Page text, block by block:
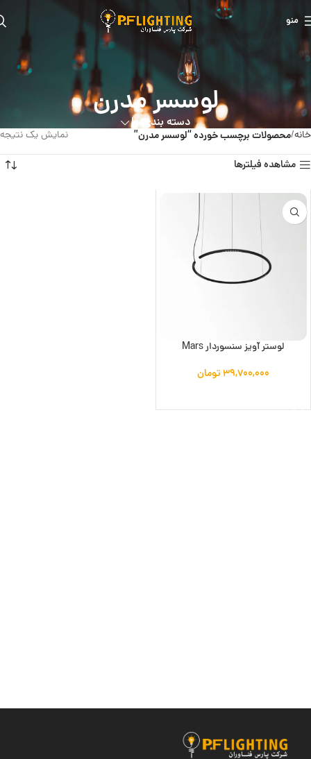
منو
لوسسر مدرن
دسته بندی ها
خانه محصولات برچسب خورده “لوسسر مدرن” نمایش یک نتیجه
مشاهده فیلترها
لوستر آویز سنسوردار Mars
۳۹,۷۰۰,۰۰۰تومان